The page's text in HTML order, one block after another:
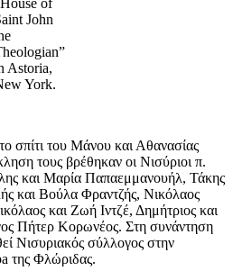
John
Astoria,
York.
σπίτι του Μάνου και Αθανασίας
τους βρέθηκαν οι Νισύριοι π.
και Μαρία Παπαεμμανουήλ, Τάκης
και Βούλα Φραντζής, Νικόλαος
και Ζωή Ιντζέ, Δημήτριος και
Πήτερ Κορωνέος. Στη συνάντηση
Νισυριακός σύλλογος στην
της Φλώριδας.